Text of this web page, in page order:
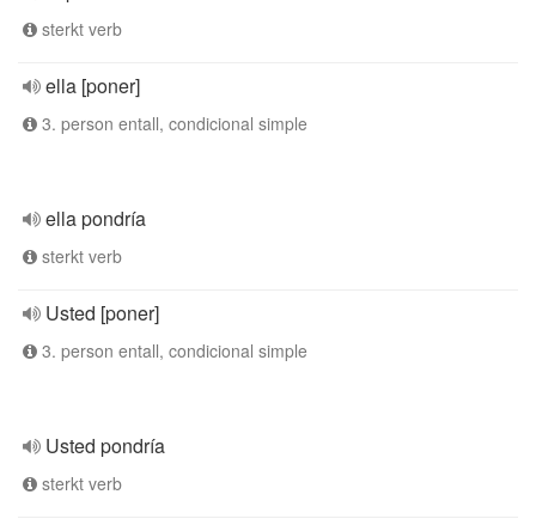
sterkt verb
ella [poner]
3. person entall, condicional simple
ella pondría
sterkt verb
Usted [poner]
3. person entall, condicional simple
Usted pondría
sterkt verb